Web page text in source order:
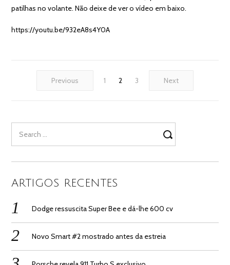
patilhas no volante. Não deixe de ver o vídeo em baixo.
https://youtu.be/932eA8s4Y0A
Previous 1 2 3 Next
for:
ARTIGOS RECENTES
Dodge ressuscita Super Bee e dá-lhe 600 cv
Novo Smart #2 mostrado antes da estreia